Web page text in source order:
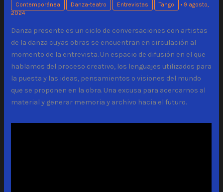
Contemporánea Danza-teatro Entrevistas Tango • 9 agosto,
2024
Danza presente es un ciclo de conversaciones con artistas
de la danza cuyas obras se encuentran en circulación al
momento de la entrevista. Un espacio de difusión en el que
hablamos del proceso creativo, los lenguajes utilizados para
la puesta y las ideas, pensamientos o visiones del mundo
que se proponen en la obra. Una excusa para acercarnos al
material y generar memoria y archivo hacia el futuro.